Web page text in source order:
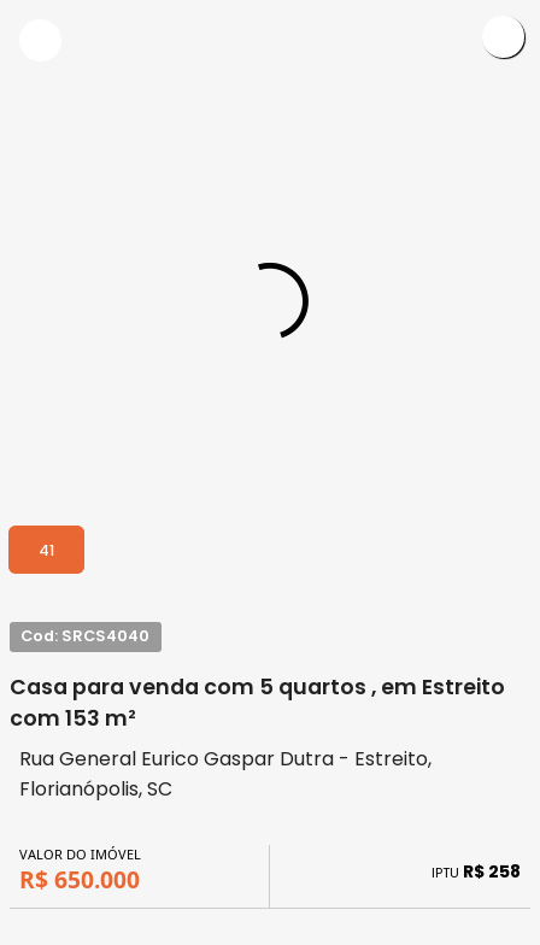
41
Cod: SRCS4040
Casa para venda com 5 quartos , em Estreito
com 153 m²
Rua General Eurico Gaspar Dutra - Estreito,
Florianópolis, SC
VALOR DO IMÓVEL
R$ 650.000 IPTU R$ 258